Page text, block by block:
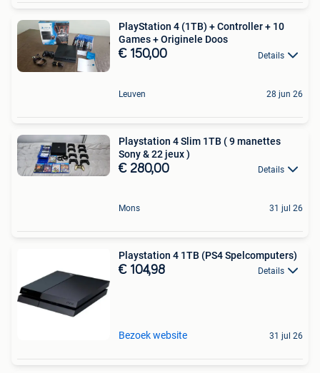
PlayStation 4 (1TB) + Controller + 10
Games + Originele Doos
€ 150,00 Details
Leuven 28 jun 26
Playstation 4 Slim 1TB ( 9 manettes
Sony & 22 jeux )
€ 280,00 Details
Mons 31 jul 26
Playstation 4 1TB (PS4 Spelcomputers)
€ 104,98 Details
Bezoek website 31 jul 26